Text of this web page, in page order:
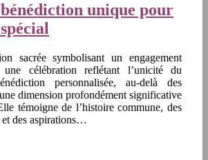
unique pour
sacrée symbolisant un engagement
célébration reflétant l’unicité du
personnalisée, au-delà des
dimension profondément significative
témoigne de l’histoire commune, des
et des aspirations…